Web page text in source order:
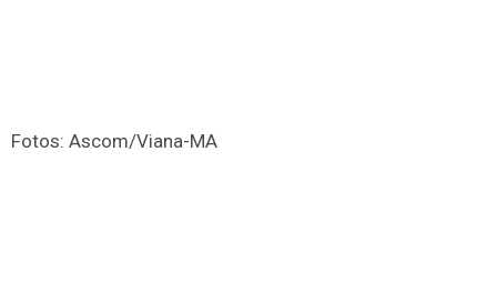
Fotos: Ascom/Viana-MA